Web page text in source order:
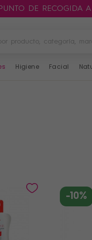
DE RECOGIDA
Higiene Facial
-10%